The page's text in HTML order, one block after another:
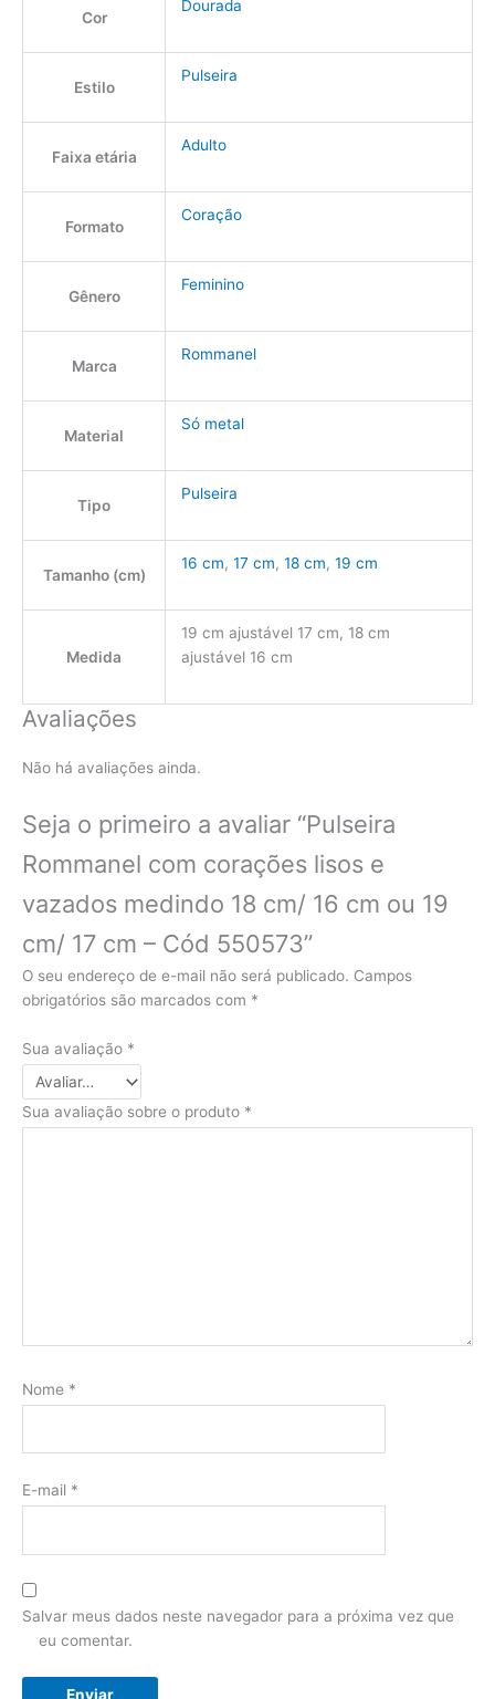
Cor
Dourada
Estilo
Pulseira
Faixa etária
Adulto
Formato
Coração
Gênero
Feminino
Marca
Rommanel
Material
Só metal
Tipo
Pulseira
Tamanho (cm)
16 cm, 17 cm, 18 cm, 19 cm
Medida
19 cm ajustável 17 cm, 18 cm
ajustável 16 cm
Avaliações
Não há avaliações ainda.
Seja o primeiro a avaliar “Pulseira
Rommanel com corações lisos e
vazados medindo 18 cm/ 16 cm ou 19
cm/ 17 cm – Cód 550573”
O seu endereço de e-mail não será publicado. Campos
obrigatórios são marcados com *
Sua avaliação *
Sua avaliação sobre o produto *
Nome *
E-mail *
Salvar meus dados neste navegador para a próxima vez que
eu comentar.